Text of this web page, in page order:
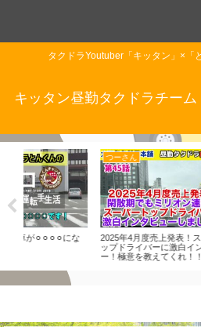
タクドラYoutuber「キッタン」×「
キッタン昼勤タクドラチー
つーさん
2025年4月度売上発表！スーパート
ップドライバーに激白インタビュ
ー！極意を教えてくれ！！
つ
入社